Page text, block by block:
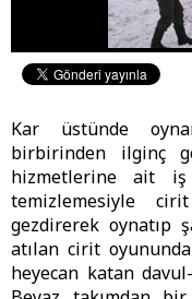
Kar üstünde
birbirinden ilginç
hizmetlerine ait iş
temizlemesiyle
gezdirerek oynatıp
atılan cirit
heyecan katan